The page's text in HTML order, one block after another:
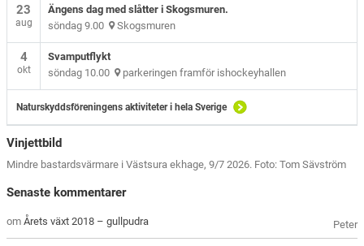
23
aug
Ängens dag med slåtter i Skogsmuren.
söndag 9.00 Skogsmuren
4
okt
Svamputflykt
söndag 10.00 parkeringen framför ishockeyhallen
Naturskyddsföreningens aktiviteter i hela Sverige
Vinjettbild
Mindre bastardsvärmare i Västsura ekhage, 9/7 2026. Foto: Tom Sävström
Senaste kommentarer
Peter
omÅrets växt 2018 – gullpudra